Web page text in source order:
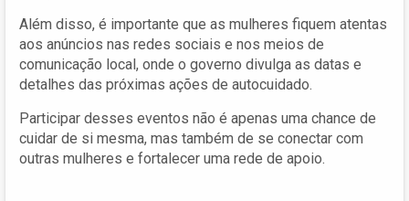
Além disso, é importante que as mulheres fiquem atentas
aos anúncios nas redes sociais e nos meios de
comunicação local, onde o governo divulga as datas e
detalhes das próximas ações de autocuidado.
Participar desses eventos não é apenas uma chance de
cuidar de si mesma, mas também de se conectar com
outras mulheres e fortalecer uma rede de apoio.